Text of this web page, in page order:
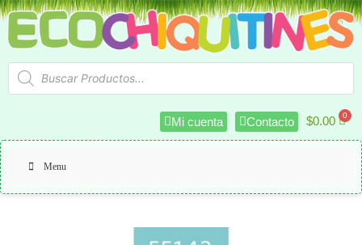
Mi cuenta Contacto $0.00
Menu